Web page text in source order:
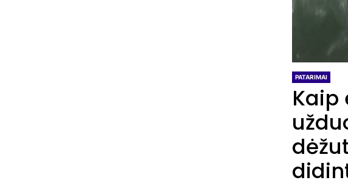
PATARIMAI
Kaip